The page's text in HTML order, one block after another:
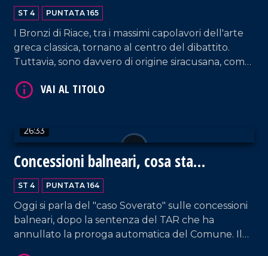
ST 4 PUNTATA 165
I Bronzi di Riace, tra i massimi capolavori dell'arte
greca classica, tornano al centro del dibattito.
Tuttavia, sono davvero di origine siracusana, come
Argo, come afferma il professore Daniele Castrizio?
26:33
Concessioni balneari, cosa sta
accadendo
ST 4 PUNTATA 164
Oggi si parla del "caso Soverato" sulle concessioni
balneari, dopo la sentenza del TAR che ha
annullato la proroga automatica del Comune. Il
VAI AL TITOLO
VAI AL TITOLO